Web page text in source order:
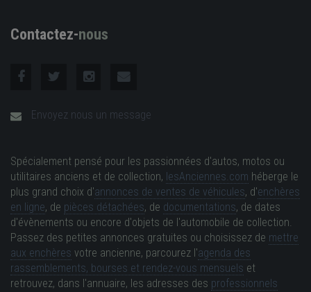
Contactez-nous
Envoyez nous un message
Spécialement pensé pour les passionnées d'autos, motos ou
utilitaires anciens et de collection, lesAnciennes.com héberge le
plus grand choix d'annonces de ventes de véhicules, d'enchères
en ligne, de pièces détachées, de documentations, de dates
d'évènements ou encore d'objets de l'automobile de collection.
Passez des petites annonces gratuites ou choisissez de mettre
aux enchères votre ancienne, parcourez l'agenda des
rassemblements, bourses et rendez-vous mensuels et
retrouvez, dans l'annuaire, les adresses des professionnels